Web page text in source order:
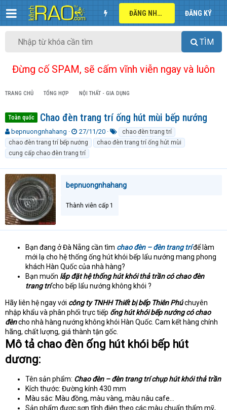
ĐĂNG NHẬP ĐĂNG KÝ
TÌM
Đừng cố SPAM, sẽ cấm vĩnh viễn ngay và luôn
TRANG CHỦ TỔNG HỢP NỘI THẤT - GIA DỤNG
Toàn quốc Chao đèn trang trí ống hút mùi bếp nướng
T
h
r
e
a
d
s
t
a
r
t
e
bepnuongnhahang
N
g
à
y
g
i
27/11/20
ừ
k
ó
chao đèn trang trí
chao đèn trang trí bếp nướng
chao đèn trang trí ống hút mùi
cung cấp chao đèn trang trí
bepnuongnhahang
Thành viên cấp 1
Bạn đang ở Đà Nẵng cần tìm chao đèn – đèn trang tríđể làm
mới lạ cho hệ thống ống hút khói bếp lẩu nướng mang phong
khách Hàn Quốc của nhà hàng?
Bạn muốn lắp đặt hệ thống hút khói thả trần có chao đèn
trang trícho bếp lẩu nướng không khói ?
Hãy liên hệ ngay với công ty TNHH Thiết bị bếp Thiên Phúchuyên
nhập khẩu và phân phối trực tiếp ống hút khói bếp nướng có chao
đèncho nhà hàng nướng không khói Hàn Quốc. Cam kết hàng chính
hãng, chất lượng, giá thành tận gốc.
Mô tả chao đèn ống hút khói bếp hút
dương:
Tên sản phẩm: Chao đèn – đèn trang trí chụp hút khói thả trần
Kích thước: Đường kính 430 mm
Màu sắc: Màu đồng, màu vàng, màu nâu cafe…
Sản phẩm được sơn tĩnh điện theo các màu chuẩn thẩm mỹ,